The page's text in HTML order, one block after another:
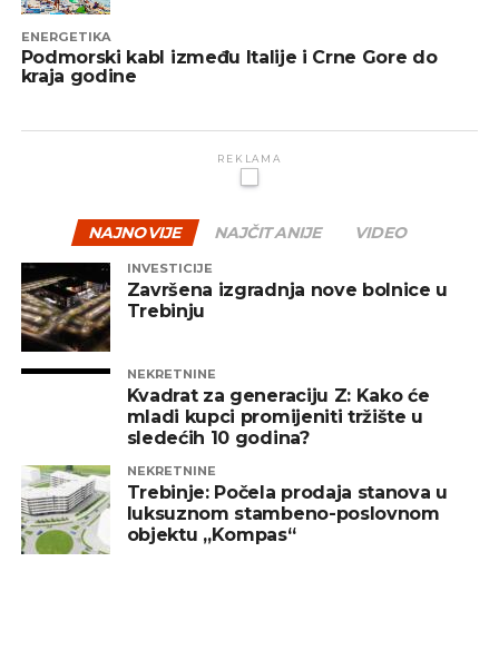
ENERGETIKA
Podmorski kabl između Italije i Crne Gore do
kraja godine
REKLAMA
NAJNOVIJE NAJČITANIJE VIDEO
INVESTICIJE
Završena izgradnja nove bolnice u
Trebinju
NEKRETNINE
Kvadrat za generaciju Z: Kako će
mladi kupci promijeniti tržište u
sledećih 10 godina?
NEKRETNINE
Trebinje: Počela prodaja stanova u
luksuznom stambeno-poslovnom
objektu „Kompas“